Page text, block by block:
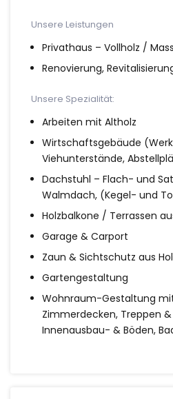
Unsere Leistungen
Privathaus – Vollholz /
Renovierung,
Unsere Spezialität:
Arbeiten mit Altholz
Wirtschaftsgebäude
Viehunterstände,
Dachstuhl – Flach- und
Walmdach, (Kegel- und
Holzbalkone / Terrassen
Garage & Carport
Zaun & Sichtschutz aus
Gartengestaltung
Wohnraum-Gestaltung
Zimmerdecken, Treppen
Innenausbau- & Böden,